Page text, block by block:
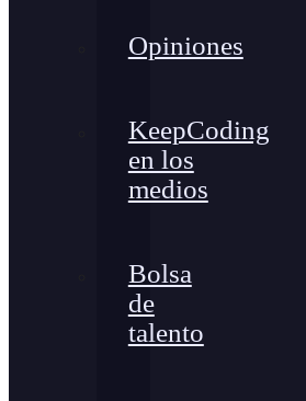
Opiniones
KeepCoding
en los
medios
Bolsa
de
talento